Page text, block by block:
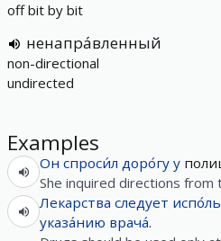
off bit by bit
ненапра́вленный
non-directional
undirected
Examples
Он спроси́л доро́гу у
She inquired directions from
Лекарства следует
указа́нию врача́.